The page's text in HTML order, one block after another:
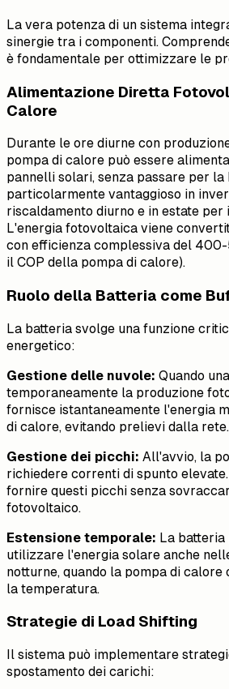
La vera potenza di un sistema
sinergie tra i componenti.
è fondamentale per ottimizzare le
Alimentazione Diretta
Calore
Durante le ore diurne con
pompa di calore può essere
pannelli solari, senza passare per la
particolarmente vantaggioso in
riscaldamento diurno e in estate
L'energia fotovoltaica viene
con efficienza complessiva del
il COP della pompa di calore).
Ruolo della Batteria come
La batteria svolge una funzione
energetico:
Gestione delle nuvole: Quando
temporaneamente la produzione
fornisce istantaneamente l'energia
di calore, evitando prelievi dalla rete.
Gestione dei picchi: All'avvio, la
richiedere correnti di spunto
fornire questi picchi senza
fotovoltaico.
Estensione temporale: La
utilizzare l'energia solare anche
notturne, quando la pompa di
la temperatura.
Strategie di Load Shifting
Il sistema può implementare
spostamento dei carichi: